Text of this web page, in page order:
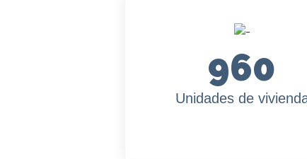
960
Unidades de